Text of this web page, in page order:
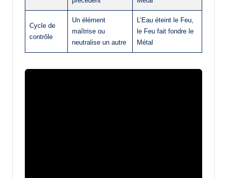
Cycle de
contrôle
Un élément
maîtrise ou
neutralise un autre
L’Eau éteint le Feu,
le Feu fait fondre le
Métal